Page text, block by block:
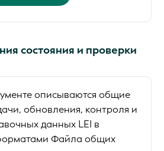
состояния и проверки
описываются общие
обновления, контроля и
данных LEI в
Файла общих